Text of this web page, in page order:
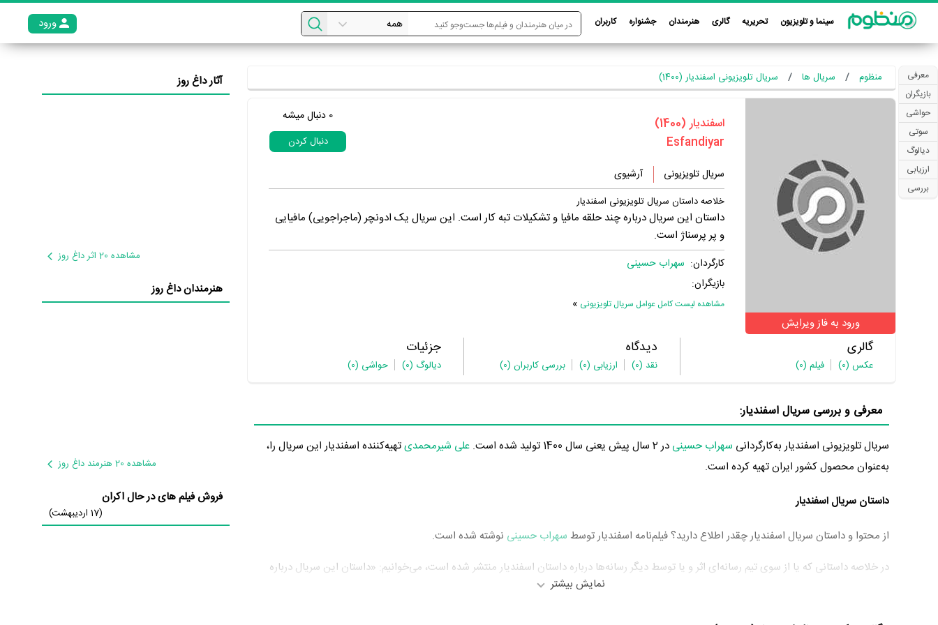
سینما و تلویزیون تحریریه گالری هنرمندان جشنواره کاربران ورود
معرفی
بازیگران
حواشی
سوتی
دیالوگ
ارزیابی
بررسی
منظوم سریال ها سریال تلویزیونی اسفندیار (1400)
ورود به فاز ویرایش
‏اسفندیار‏ (1400)
0 دنبال میشه
دنبال کردن
سریال تلویزیونی آرشیوی
خلاصه داستان سریال تلویزیونی اسفندیار
داستان این سریال درباره چند حلقه مافیا و تشکیلات تبه کار است. این سریال یک ادونچر (ماجراجویی) مافیایی
و پر پرسناژ است.
کارگردان: سهراب حسینی
بازیگران:
مشاهده لیست کامل عوامل سریال تلویزیونی »
گالری
عکس (0) فیلم (0)
دیدگاه
نقد (0) ارزیابی (0) بررسی کاربران (0)
جزئیات
دیالوگ (0) حواشی (0)
معرفی و بررسی سریال اسفندیار:
سریال تلویزیونی اسفندیار به‌کارگردانی سهراب حسینی در 2 سال پیش یعنی سال 1400 تولید شده است. علی شیرمحمدیتهیه‌کننده اسفندیار این سریال را،
به‌عنوان محصول کشور ایران تهیه کرده است.
داستان سریال اسفندیار
از محتوا و داستان سریال اسفندیار چقدر اطلاع دارید؟ فیلم‌نامه اسفندیار توسط سهراب حسینی نوشته شده است.
در خلاصه داستانی که یا از سوی تیم رسانه‌ای اثر و یا توسط دیگر رسانه‌ها درباره داستان اسفندیار منتشر شده است، می‌خوانیم: «داستان این سریال درباره
چند حلقه مافیا و تشکیلات تبه کار است. این سریال یک ادونچر (ماجراجویی) مافیایی و پر پرسناژ است.»
نمایش بیشتر
آثار داغ روز
مشاهده 20 اثر داغ روز
هنرمندان داغ روز
مشاهده 20 هنرمند داغ روز
فروش فیلم های در حال اکران
(17 اردیبهشت)